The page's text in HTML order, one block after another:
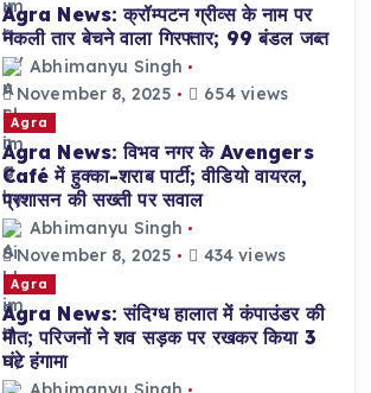
Agra News: क्रॉम्पटन ग्रीव्स के नाम पर
नकली तार बेचने वाला गिरफ्तार; 99 बंडल जब्त
Abhimanyu Singh
November 8, 2025
654 views
Agra
Agra News: विभव नगर के Avengers
Café में हुक्का-शराब पार्टी; वीडियो वायरल,
प्रशासन की सख्ती पर सवाल
Abhimanyu Singh
November 8, 2025
434 views
Agra
Agra News: संदिग्ध हालात में कंपाउंडर की
मौत; परिजनों ने शव सड़क पर रखकर किया 3
घंटे हंगामा